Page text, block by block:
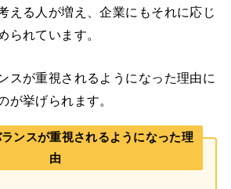
える人が増え、企業にもそれに応じ
られています。
スが重視されるようになった理由に
挙げられます。
ンスが重視されるようになった理
由